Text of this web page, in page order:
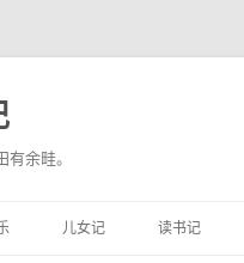
余畦。
儿女记 读书记